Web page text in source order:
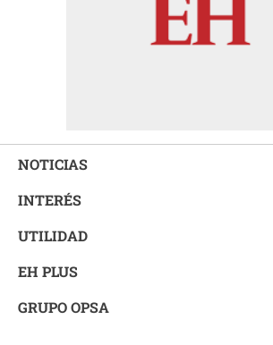
NOTICIAS
INTERÉS
UTILIDAD
EH PLUS
GRUPO OPSA